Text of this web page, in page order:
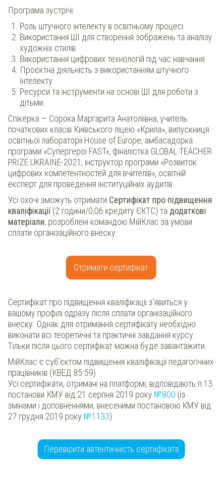
Програма зустрічі:
Роль штучного інтелекту в освітньому процесі.
Використання ШІ для створення зображень та аналізу
художніх стилів.
Використання цифрових технологій під час навчання.
Проєктна діяльність з використанням штучного
інтелекту.
Ресурси та інструменти на основі ШІ для роботи з
дітьми.
Спікерка — Сорока Маргарита Анатоліївна, учитель
початкових класів Київського ліцею «Крила», випускниця
освітньої лабораторії House of Europe, амбасадорка
програми «Супергерої FAST», фіналістка GLOBAL TEACHER
PRIZE UKRAINE-2021, інструктор програми «Розвиток
цифрових компетентностей для вчителів», освітній
експерт для проведення інституційних аудитів.
Усі охочі зможуть отримати Сертифікат про підвищення
кваліфікації(2 години/0,06 кредиту ЄКТС) та додаткові
матеріали, розроблені командою МійКлас за умови
сплати організаційного внеску.
Отримати сертифікат
Сертифікат про підвищення кваліфікації з'явиться у
вашому профілі одразу після сплати організаційного
внеску. Однак для отримання сертифікату необхідно
виконати всі теоретичні та практичні завдання курсу.
Тільки після цього сертифікат можна буде завантажити.
МійКлас є суб'єктом підвищення кваліфікації педагогічних
працівників (КВЕД 85.59).
Усі сертифікати, отримані на платформі, відповідають п.13
постанови КМУ від 21 серпня 2019 року №800 (із
змінами і доповненнями, внесеними постановою КМУ від
27 грудня 2019 року №1133).
Перевірити автентичність сертифіката